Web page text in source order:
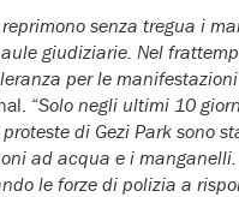
senza tregua i
giudiziarie. Nel
per le
“Solo negli ultimi 10
di Gezi Park sono
ad acqua e i
le forze di polizia a